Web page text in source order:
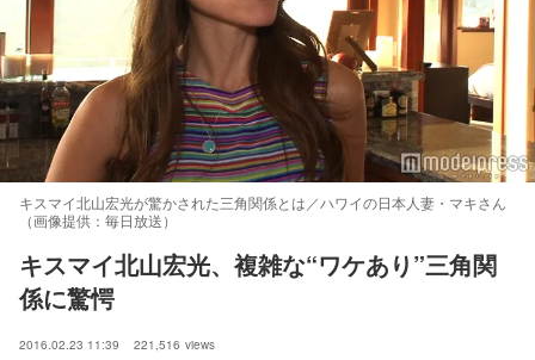
キスマイ北山宏光が驚かされた三角関係とは／ハワイの日本人妻・マキさん
（画像提供：毎日放送）
キスマイ北山宏光、複雑な“ワケあり”三角関
係に驚愕
2016.02.23 11:39 221,516 views